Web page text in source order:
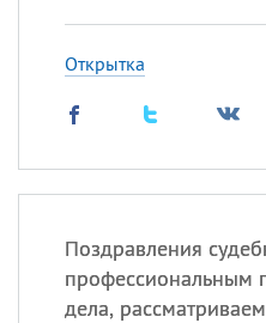
Открытка
Поздравления
профессиональным
дела,